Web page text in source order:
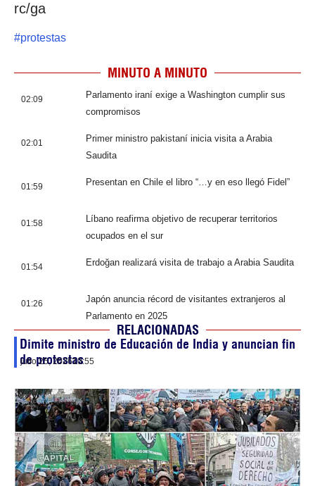
rc/ga
#protestas
MINUTO A MINUTO
02:09
Parlamento iraní exige a Washington cumplir sus
compromisos
02:01
Primer ministro pakistaní inicia visita a Arabia
Saudita
01:59 Presentan en Chile el libro “…y en eso llegó Fidel”
01:58
Líbano reafirma objetivo de recuperar territorios
ocupados en el sur
01:54 Erdoğan realizará visita de trabajo a Arabia Saudita
01:26
Japón anuncia récord de visitantes extranjeros al
Parlamento en 2025
RELACIONADAS
Dimite ministro de Educación de India y anuncian fin
de protestas
julio 25, 202610:55